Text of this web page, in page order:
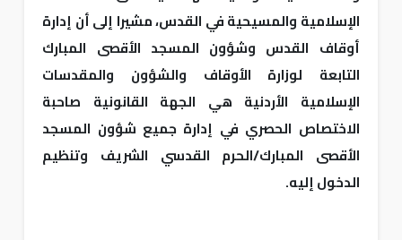
الإسلامية والمسيحية في القدس، مشيرا إلى أن إدارة
أوقاف القدس وشؤون المسجد الأقصى المبارك
التابعة لوزارة الأوقاف والشؤون والمقدسات
الإسلامية الأردنية هي الجهة القانونية صاحبة
الاختصاص الحصري في إدارة جميع شؤون المسجد
الأقصى المبارك/الحرم القدسي الشريف وتنظيم
الدخول إليه.